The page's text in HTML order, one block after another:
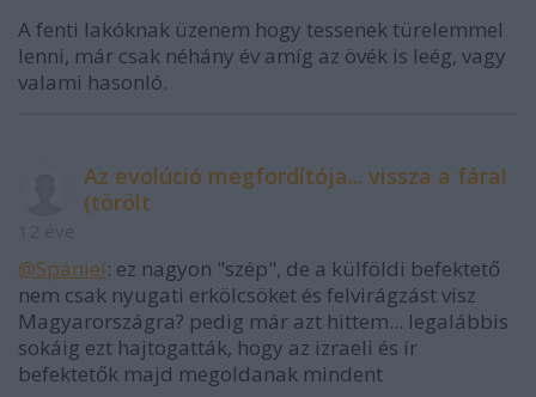
A fenti lakóknak üzenem hogy tessenek türelemmel
lenni, már csak néhány év amíg az övék is leég, vagy
valami hasonló.
Az evolúció megfordítója... vissza a fára!
(törölt
@Spániel: ez nagyon "szép", de a külföldi befektető
nem csak nyugati erkölcsöket és felvirágzást visz
Magyarországra? pedig már azt hittem... legalábbis
sokáig ezt hajtogatták, hogy az izraeli és ír
befektetők majd megoldanak mindent